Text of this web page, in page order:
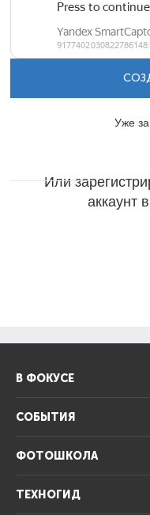
Уже
Или
аккаунт
В ФОКУСЕ
СОБЫТИЯ
ФОТОШКОЛА
ТЕХНОГИД